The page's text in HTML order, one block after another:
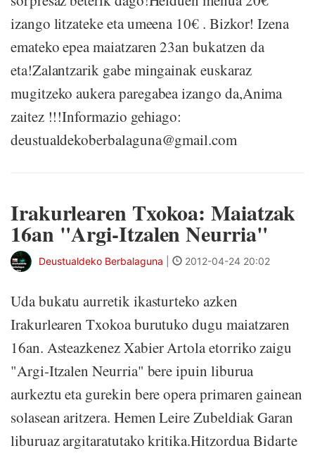
izango litzateke eta umeena 10€ . Bizkor! Izena
emateko epea maiatzaren 23an bukatzen da
eta!Zalantzarik gabe mingainak euskaraz
mugitzeko aukera paregabea izango da,Anima
zaitez !!!Informazio gehiago:
deustualdekoberbalaguna@gmail.com
Irakurlearen Txokoa: Maiatzak
16an "Argi-Itzalen Neurria"
Deustualdeko Berbalaguna 2012-04-24 20:02
Uda bukatu aurretik ikasturteko azken
Irakurlearen Txokoa burutuko dugu maiatzaren
16an. Asteazkenez Xabier Artola etorriko zaigu
"Argi-Itzalen Neurria" bere ipuin liburua
aurkeztu eta gurekin bere opera primaren gainean
solasean aritzera. Hemen Leire Zubeldiak Garan
liburuaz argitaratutako kritika.Hitzordua Bidarte